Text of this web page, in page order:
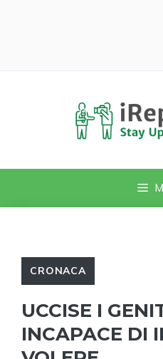
CRONACA
UCCISE I
INCAPACE DI